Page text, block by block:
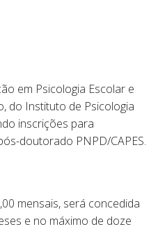
em Psicologia Escolar e
do Instituto de Psicologia
inscrições para
doutorado PNPD/CAPES.
mensais, será concedida
e no máximo de doze